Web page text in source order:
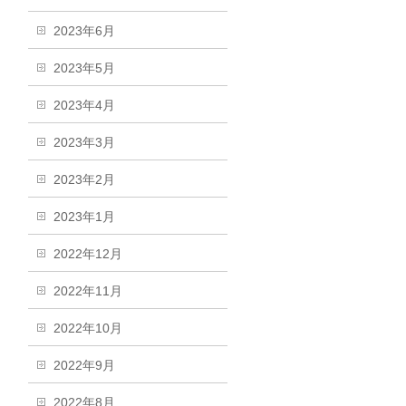
2023年6月
2023年5月
2023年4月
2023年3月
2023年2月
2023年1月
2022年12月
2022年11月
2022年10月
2022年9月
2022年8月